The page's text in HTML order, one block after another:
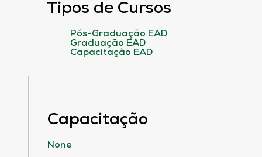
Tipos de Cursos
Pós-Graduação EAD
Graduação EAD
Capacitação EAD
Capacitação
None